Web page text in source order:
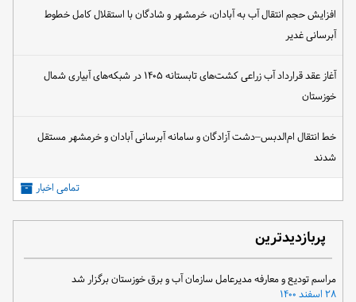
افزایش حجم انتقال آب به آبادان، خرمشهر و شادگان با استقلال کامل خطوط
آبرسانی غدیر
آغاز عقد قرارداد آب زراعی کشت‌های تابستانه ۱۴۰۵ در شبکه‌های آبیاری شمال
خوزستان
خط انتقال ام‌الدبس–دشت آزادگان و سامانه آبرسانی آبادان و خرمشهر مستقل
شدند
تمامی اخبار
پربازدیدترین
مراسم تودیع و معارفه مدیرعامل سازمان آب و برق خوزستان برگزار شد
۲۸ اسفند ۱۴۰۰